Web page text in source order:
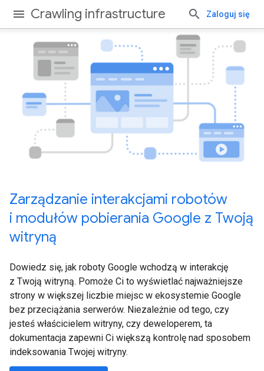
Crawling infrastructure Zaloguj się
Zarządzanie interakcjami robotów
i modułów pobierania Google z Twoją
witryną
Dowiedz się, jak roboty Google wchodzą w interakcję
z Twoją witryną. Pomoże Ci to wyświetlać najważniejsze
strony w większej liczbie miejsc w ekosystemie Google
bez przeciążania serwerów. Niezależnie od tego, czy
jesteś właścicielem witryny, czy deweloperem, ta
dokumentacja zapewni Ci większą kontrolę nad sposobem
indeksowania Twojej witryny.